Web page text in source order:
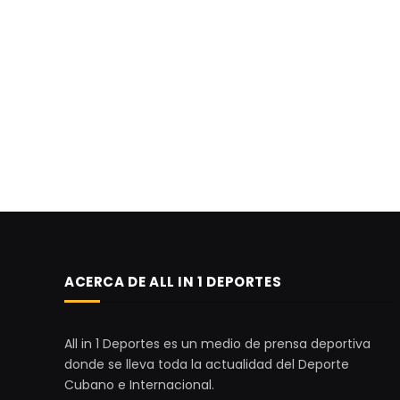
ACERCA DE ALL IN 1 DEPORTES
All in 1 Deportes es un medio de prensa deportiva
donde se lleva toda la actualidad del Deporte
Cubano e Internacional.